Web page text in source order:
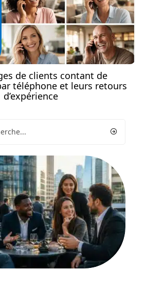
de clients contant de
téléphone et leurs retours
d’expérience